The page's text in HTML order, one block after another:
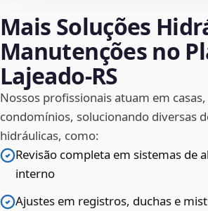
Mais Soluções
Manutenções no
Lajeado‑RS
Nossos profissionais atuam em
condomínios, solucionando diversas
hidráulicas, como:
Revisão completa em sistemas de
interno
Ajustes em registros, duchas e